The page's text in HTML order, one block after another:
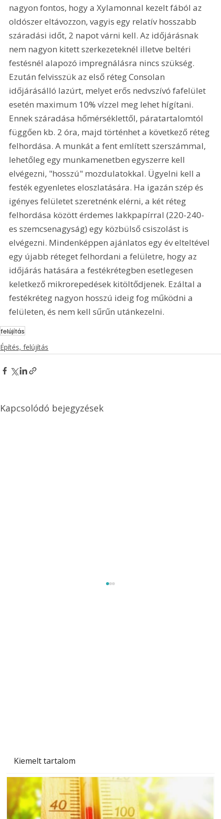
Kiemelt tartalom
nagyon fontos, hogy a Xylamonnal kezelt fából az
oldószer eltávozzon, vagyis egy relatív hosszabb
száradási időt, 2 napot várni kell. Az időjárásnak
nem nagyon kitett szerkezeteknél illetve beltéri
festésnél alapozó impregnálásra nincs szükség.
Ezután felvisszük az első réteg Consolan
időjárásálló lazúrt, melyet erős nedvszívó fafelület
esetén maximum 10% vízzel meg lehet hígítani.
Ennek száradása hőmérséklettől, páratartalomtól
függően kb. 2 óra, majd történhet a következő réteg
felhordása. A munkát a fent említett szerszámmal,
lehetőleg egy munkamenetben egyszerre kell
elvégezni, "hosszú" mozdulatokkal. Ügyelni kell a
festék egyenletes eloszlatására. Ha igazán szép és
igényes felületet szeretnénk elérni, a két réteg
felhordása között érdemes lakkpapírral (220-240-
es szemcsenagyság) egy közbülső csiszolást is
elvégezni. Mindenképpen ajánlatos egy év elteltével
egy újabb réteget felhordani a felületre, hogy az
időjárás hatására a festékrétegben esetlegesen
keletkező mikrorepedések kitöltődjenek. Ezáltal a
festékréteg nagyon hosszú ideig fog működni a
felületen, és nem kell sűrűn utánkezelni.
felújítás
Építés, felújítás
Kapcsolódó bejegyzések